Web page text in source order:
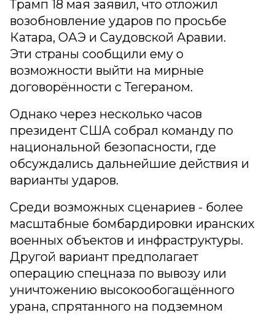
Трамп 18 мая заявил, что отложил
возобновление ударов по просьбе
Катара, ОАЭ и Саудовской Аравии.
Эти страны сообщили ему о
возможности выйти на мирные
договорённости с Тегераном.
Однако через несколько часов
президент США собрал команду по
национальной безопасности, где
обсуждались дальнейшие действия и
варианты ударов.
Среди возможных сценариев - более
масштабные бомбардировки иранских
военных объектов и инфраструктуры.
Другой вариант предполагает
операцию спецназа по вывозу или
уничтожению высокообогащённого
урана, спрятанного на подземном